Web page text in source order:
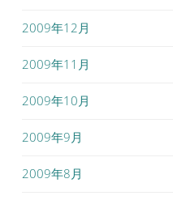
2009年12月
2009年11月
2009年10月
2009年9月
2009年8月